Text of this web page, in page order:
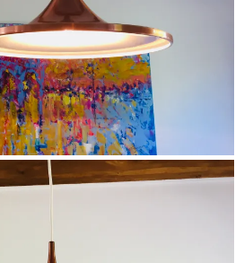
HOME
ABOUT
REGALE